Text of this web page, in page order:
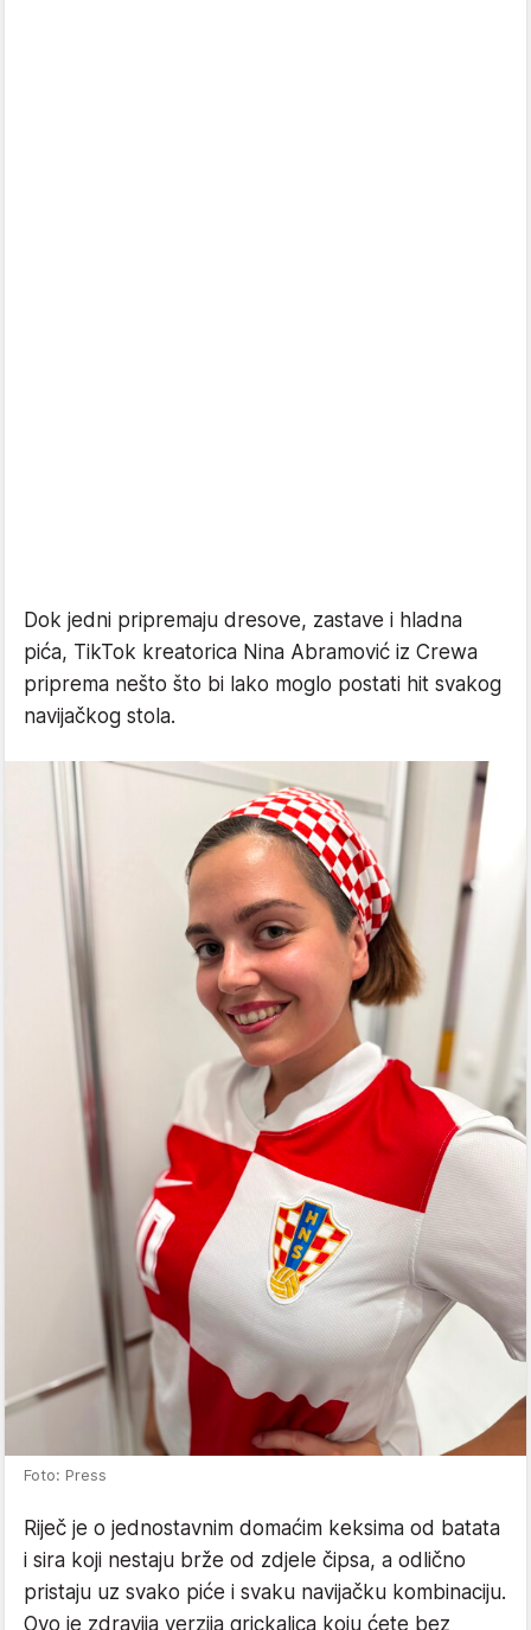
Dok jedni pripremaju dresove, zastave i hladna
pića, TikTok kreatorica Nina Abramović iz Crewa
priprema nešto što bi lako moglo postati hit svakog
navijačkog stola.
Foto: Press
Riječ je o jednostavnim domaćim keksima od batata
i sira koji nestaju brže od zdjele čipsa, a odlično
pristaju uz svako piće i svaku navijačku kombinaciju.
Ovo je zdravija verzija grickalica koju ćete bez